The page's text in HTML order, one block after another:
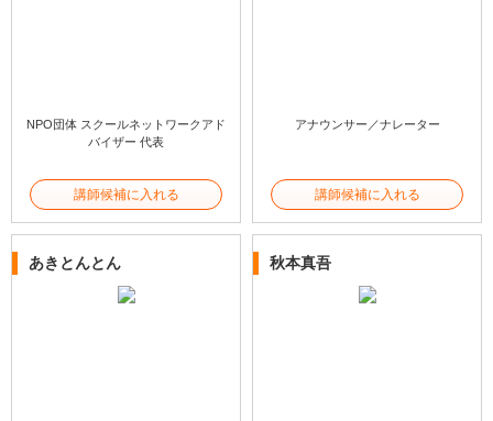
NPO団体 スクールネットワークアド
バイザー 代表
講師候補に入れる
アナウンサー／ナレーター
講師候補に入れる
あきとんとん 秋本真吾